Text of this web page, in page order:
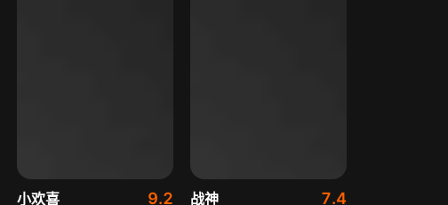
小欢喜 9.2 战神 7.4